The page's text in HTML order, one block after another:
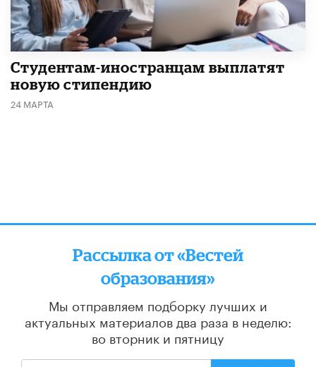
Студентам-иностранцам выплатят
новую стипендию
24 МАРТА
Рассылка от «Вестей
образования»
Мы отправляем подборку лучших и
актуальных материалов два раза в неделю:
во вторник и пятницу